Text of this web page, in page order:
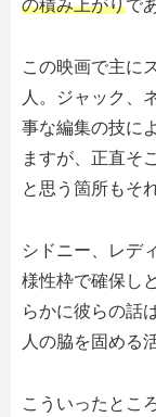
の積み上がりで
この映画で主に
人。ジャック、
事な編集の技に
ますが、正直そ
と思う箇所もそ
シドニー、レデ
様性枠で確保し
らかに彼らの話
人の脇を固める
こういったとこ